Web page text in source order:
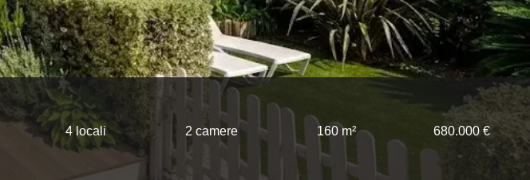
4 locali 2 camere 160 m² 680.000 €